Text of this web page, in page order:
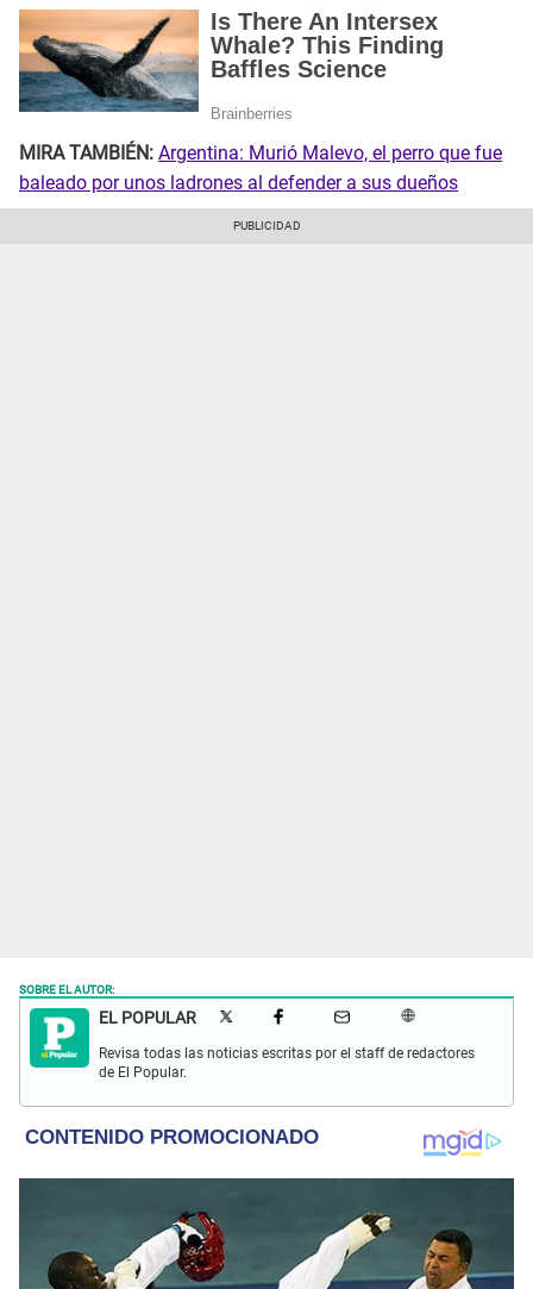
MIRA TAMBIÉN: Argentina: Murió Malevo, el perro que fue
baleado por unos ladrones al defender a sus dueños
SOBRE EL AUTOR:
EL POPULAR
Revisa todas las noticias escritas por el staff de redactores
de El Popular.